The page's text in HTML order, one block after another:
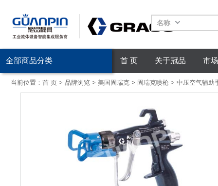
名称
首 页 关于冠品 市
全部商品分类
当前位置： 首 页> 品牌浏览> 美国固瑞克> 固瑞克喷枪> 中压空气辅助